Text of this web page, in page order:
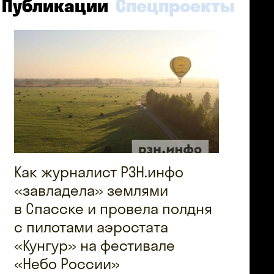
Публикации Спецпроекты
Как журналист РЗН.инфо
«завладела» землями
в Спасске и провела полдня
с пилотами аэростата
«Кунгур» на фестивале
«Небо России»